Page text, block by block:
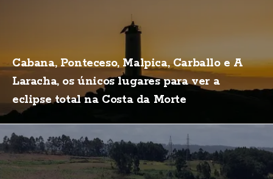
Cabana, Ponteceso, Malpica, Carballo e A
Laracha, os únicos lugares para ver a
eclipse total na Costa da Morte